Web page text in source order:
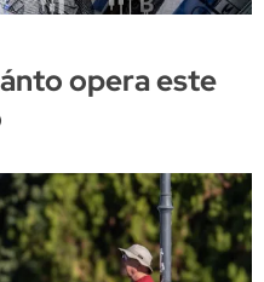
opera este